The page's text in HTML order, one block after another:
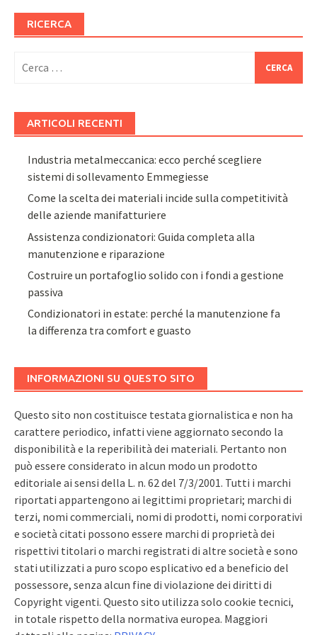
RICERCA
per:
ARTICOLI RECENTI
Industria metalmeccanica: ecco perché scegliere
sistemi di sollevamento Emmegiesse
Come la scelta dei materiali incide sulla competitività
delle aziende manifatturiere
Assistenza condizionatori: Guida completa alla
manutenzione e riparazione
Costruire un portafoglio solido con i fondi a gestione
passiva
Condizionatori in estate: perché la manutenzione fa
la differenza tra comfort e guasto
INFORMAZIONI SU QUESTO SITO
Questo sito non costituisce testata giornalistica e non ha
carattere periodico, infatti viene aggiornato secondo la
disponibilità e la reperibilità dei materiali. Pertanto non
può essere considerato in alcun modo un prodotto
editoriale ai sensi della L. n. 62 del 7/3/2001. Tutti i marchi
riportati appartengono ai legittimi proprietari; marchi di
terzi, nomi commerciali, nomi di prodotti, nomi corporativi
e società citati possono essere marchi di proprietà dei
rispettivi titolari o marchi registrati di altre società e sono
stati utilizzati a puro scopo esplicativo ed a beneficio del
possessore, senza alcun fine di violazione dei diritti di
Copyright vigenti. Questo sito utilizza solo cookie tecnici,
in totale rispetto della normativa europea. Maggiori